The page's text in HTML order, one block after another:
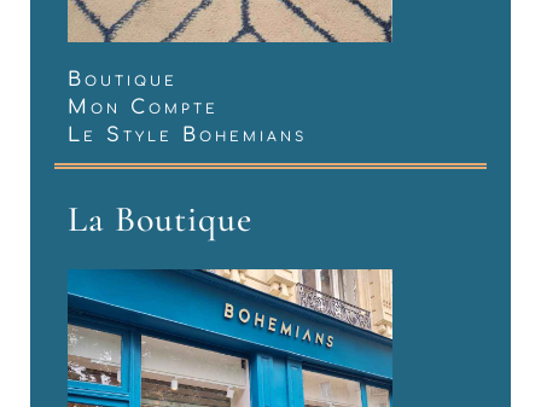
Boutique
Mon Compte
Le Style Bohemians
La Boutique